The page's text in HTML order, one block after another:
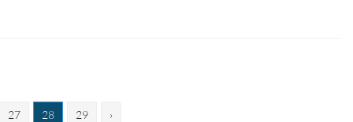
27 28 29 ›